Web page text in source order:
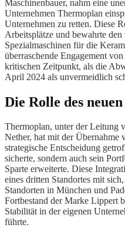
Maschinenbauer, nahm eine
Unternehmen Thermoplan
Unternehmen zu retten. Diese
Arbeitsplätze und bewahrte
Spezialmaschinen für die
überraschende Engagement
kritischen Zeitpunkt, als die
April 2024 als unvermeidlich
Die Rolle des
Thermoplan, unter der Leitung
Nether, hat mit der Übernahme
strategische Entscheidung
sicherte, sondern auch sein
Sparte erweiterte. Diese
eines dritten Standortes mit
Standorten in München und
Fortbestand der Marke Lippert
Stabilität in der eigenen
führte.